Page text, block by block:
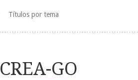
Títulos por tema
CREA-GO